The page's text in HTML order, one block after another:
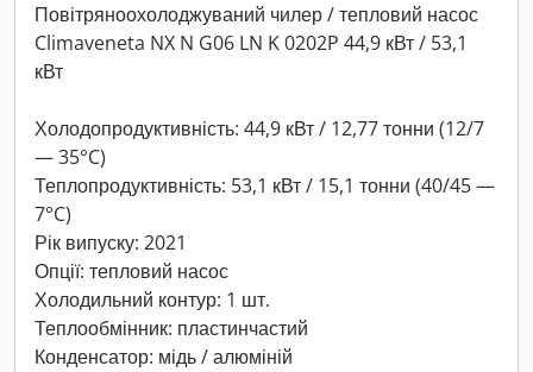
Повітряноохолоджуваний чилер / тепловий насос
Climaveneta NX N G06 LN K 0202P 44,9 кВт / 53,1
кВт
Холодопродуктивність: 44,9 кВт / 12,77 тонни (12/7
— 35°C)
Теплопродуктивність: 53,1 кВт / 15,1 тонни (40/45 —
7°C)
Рік випуску: 2021
Опції: тепловий насос
Холодильний контур: 1 шт.
Теплообмінник: пластинчастий
Конденсатор: мідь / алюміній